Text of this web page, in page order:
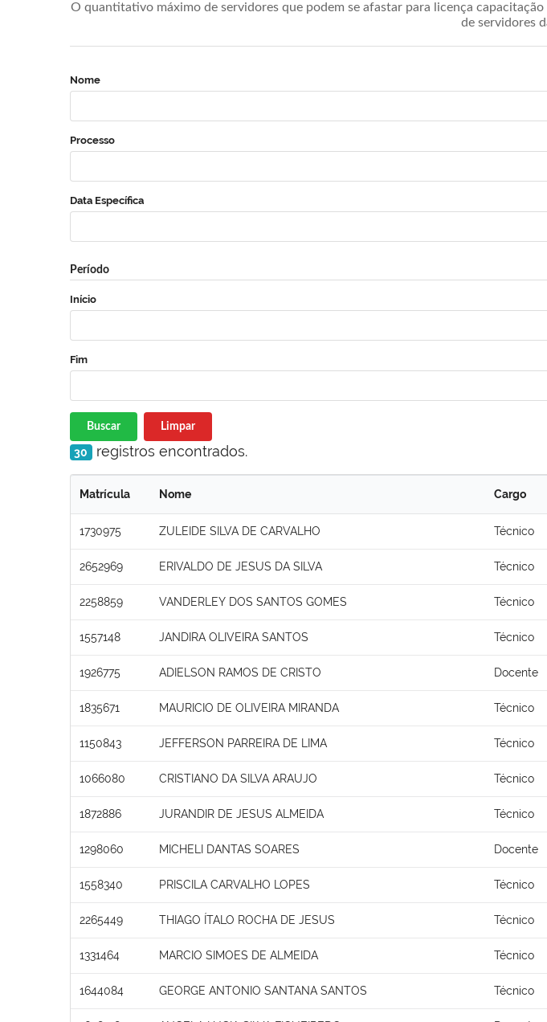
O quantitativo máximo de servidores que podem se afastar para licença
de servidores
Nome
Processo
Data Específica
Período
Início
Fim
Buscar Limpar
30 registros encontrados.
Matrícula Nome Cargo
1730975 ZULEIDE SILVA DE CARVALHO Técnico
2652969 ERIVALDO DE JESUS DA SILVA Técnico
2258859 VANDERLEY DOS SANTOS GOMES Técnico
1557148 JANDIRA OLIVEIRA SANTOS Técnico
1926775 ADIELSON RAMOS DE CRISTO Docente
1835671 MAURICIO DE OLIVEIRA MIRANDA Técnico
1150843 JEFFERSON PARREIRA DE LIMA Técnico
1066080 CRISTIANO DA SILVA ARAUJO Técnico
1872886 JURANDIR DE JESUS ALMEIDA Técnico
1298060 MICHELI DANTAS SOARES Docente
1558340 PRISCILA CARVALHO LOPES Técnico
2265449 THIAGO ÍTALO ROCHA DE JESUS Técnico
1331464 MARCIO SIMOES DE ALMEIDA Técnico
1644084 GEORGE ANTONIO SANTANA SANTOS Técnico